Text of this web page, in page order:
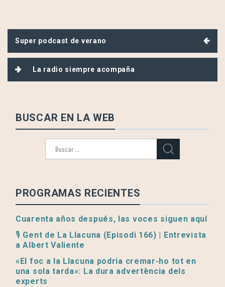
Navegación
de
entradas
Super podcast de verano
La radio siempre acompaña
BUSCAR EN LA WEB
PROGRAMAS RECIENTES
Cuarenta años después, las voces siguen aquí
🎙️ Gent de La Llacuna (Episodi 166) | Entrevista
a Albert Valiente
«El foc a la Llacuna podria cremar-ho tot en
una sola tarda»: La dura advertència dels
experts